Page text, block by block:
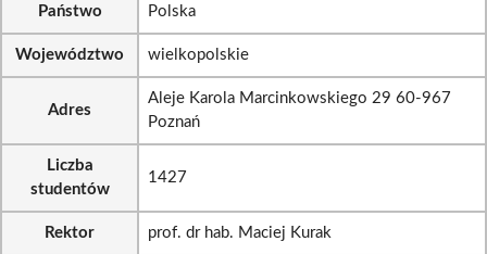
Państwo Polska
Województwo wielkopolskie
Adres
Aleje Karola Marcinkowskiego 29 60-967
Poznań
Liczba
studentów
1427
Rektor prof. dr hab. Maciej Kurak